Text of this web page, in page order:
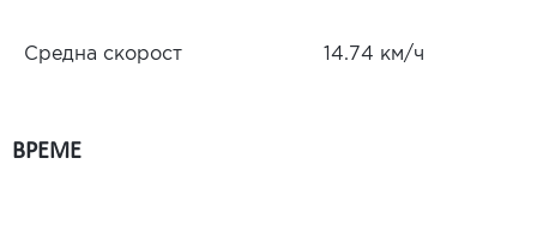
Средна скорост 14.74 км/ч
ВРЕМЕ